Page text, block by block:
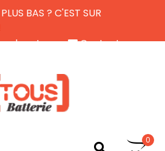
BAS ? C'EST SUR
de retour
Contactez-nous
0